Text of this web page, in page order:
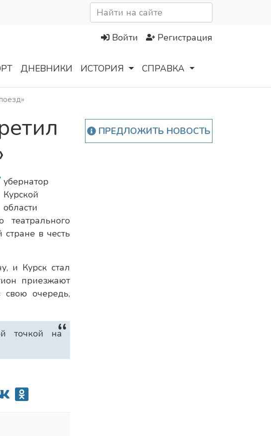
Войти Регистрация
ДНЕВНИКИ ИСТОРИЯ СПРАВКА
убернатор
Курской
области
в честь
и Курск стал
приезжают
свою очередь,
точкой на
ПРЕДЛОЖИТЬ НОВОСТЬ